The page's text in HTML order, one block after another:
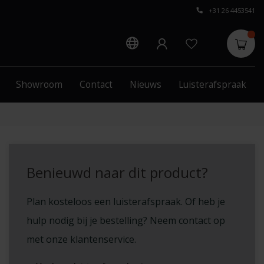
+31 26 4453541
Showroom Contact Nieuws Luisterafspraak
Benieuwd naar dit product?
Plan kosteloos een luisterafspraak. Of heb je
hulp nodig bij je bestelling? Neem contact op
met onze klantenservice.